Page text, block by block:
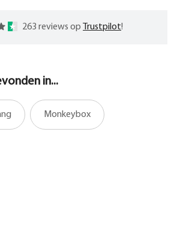
263 reviews op Trustpilot!
in...
Monkeybox